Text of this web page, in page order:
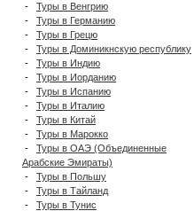
- Туры в Венгрию
- Туры в Германию
- Туры в Грецю
- Туры в Доминикнскую республику
- Туры в Индию
- Туры в Иорданию
- Туры в Испанию
- Туры в Италию
- Туры в Китай
- Туры в Марокко
- Туры в ОАЭ (Объединенные
Арабские Эмираты)
- Туры в Польшу
- Туры в Тайланд
- Туры в Тунис